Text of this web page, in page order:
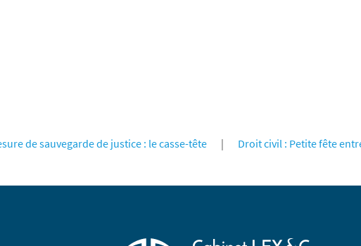
de sauvegarde de justice : le casse-tête | Droit civil : Petite fête